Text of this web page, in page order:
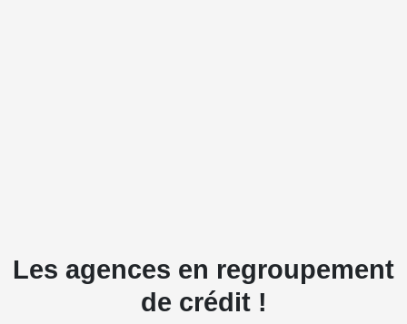
Les agences en regroupement
de crédit !